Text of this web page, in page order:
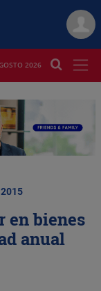
2026
en bienes
anual